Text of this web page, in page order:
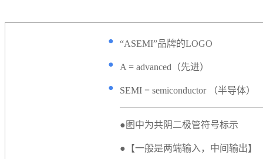
● “ASEMI”品牌的LOGO
● A = advanced（先进）
● SEMI = semiconductor （半导体）
●图中为共阴二极管符号标示
●【一般是两端输入，中间输出】